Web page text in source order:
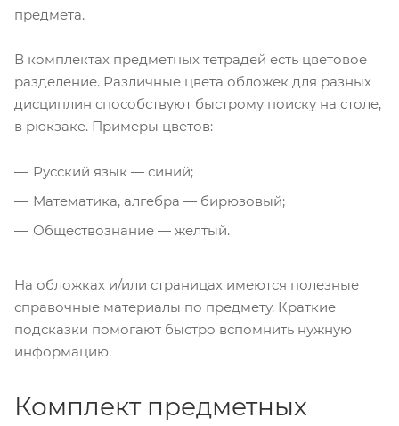
предмета.
В комплектах предметных тетрадей есть цветовое
разделение. Различные цвета обложек для разных
дисциплин способствуют быстрому поиску на столе,
в рюкзаке. Примеры цветов:
Русский язык — синий;
Математика, алгебра — бирюзовый;
Обществознание — желтый.
На обложках и/или страницах имеются полезные
справочные материалы по предмету. Краткие
подсказки помогают быстро вспомнить нужную
информацию.
Комплект предметных